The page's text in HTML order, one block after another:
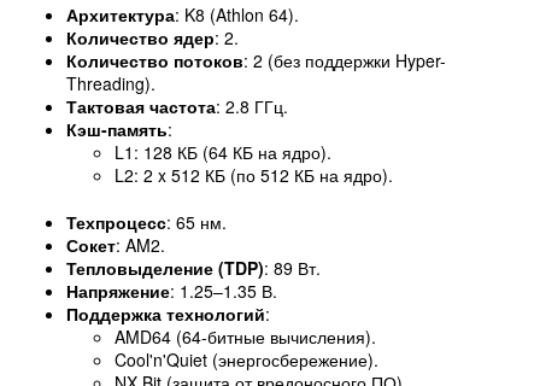
Архитектура: K8 (Athlon 64).
Количество ядер: 2.
Количество потоков: 2 (без поддержки Hyper-
Threading).
Тактовая частота: 2.8 ГГц.
Кэш-память:
L1: 128 КБ (64 КБ на ядро).
L2: 2 x 512 КБ (по 512 КБ на ядро).
Техпроцесс: 65 нм.
Сокет: AM2.
Тепловыделение (TDP): 89 Вт.
Напряжение: 1.25–1.35 В.
Поддержка технологий:
AMD64 (64-битные вычисления).
Cool'n'Quiet (энергосбережение).